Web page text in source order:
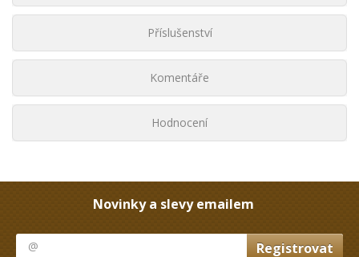
Příslušenství
Komentáře
Hodnocení
Novinky a slevy emailem